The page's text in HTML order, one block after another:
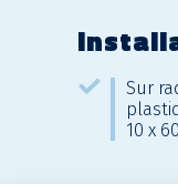
Sur
10 x